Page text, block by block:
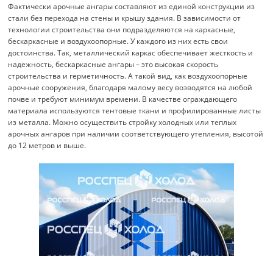
Фактически арочные ангары составляют из единой конструкции из
стали без перехода на стены и крышу здания. В зависимости от
технологии строительства они подразделяются на каркасные,
бескаркасные и воздухоопорные. У каждого из них есть свои
достоинства. Так, металлический каркас обеспечивает жесткость и
надежность, бескаркасные ангары – это высокая скорость
строительства и герметичность. А такой вид, как воздухоопорные
арочные сооружения, благодаря малому весу возводятся на любой
почве и требуют минимум времени. В качестве ограждающего
материала используются тентовые ткани и профилированные листы
из металла. Можно осуществить стройку холодных или теплых
арочных ангаров при наличии соответствующего утепления, высотой
до 12 метров и выше.